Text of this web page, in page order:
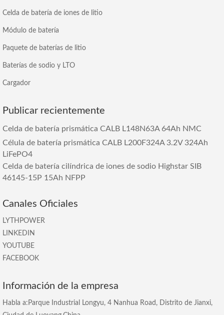
Celda de batería de iones de litio
Módulo de batería
Paquete de baterías de litio
Baterías de sodio y LTO
Cargador
Publicar recientemente
Celda de batería prismática CALB L148N63A 64Ah NMC
Célula de batería prismática CALB L200F324A 3.2V 324Ah
LiFePO4
Celda de batería cilíndrica de iones de sodio Highstar SIB
46145-15P 15Ah NFPP
Canales Oficiales
LYTHPOWER
LINKEDIN
YOUTUBE
FACEBOOK
Información de la empresa
Habla a:Parque Industrial Longyu, 4 Nanhua Road, Distrito de Jianxi,